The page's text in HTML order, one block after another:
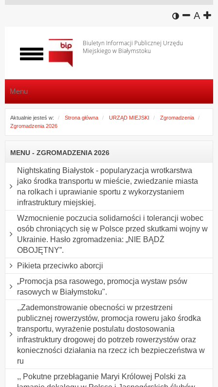
wersja
A
Biuletyn Informacji Publicznej Urzędu
Miejskiego w Białymstoku
Włącz
menu
Menu
Aktualnie jesteś w: Strona główna URZĄD MIEJSKI
Zgromadzenia
Zgromadzenia 2026
MENU - ZGROMADZENIA 2026
Nightskating Białystok - popularyzacja wrotkarstwa
jako środka transportu w mieście, zwiedzanie miasta
na rolkach i uprawianie sportu z wykorzystaniem
infrastruktury miejskiej.
Wzmocnienie poczucia solidarności i tolerancji wobec
osób chroniących się w Polsce przed skutkami wojny w
Ukrainie. Hasło zgromadzenia: „NIE BĄDŻ
OBOJĘTNY”.
Pikieta przeciwko aborcji
„Promocja psa rasowego, promocja wystaw psów
rasowych w Białymstoku".
,,Zademonstrowanie obecności w przestrzeni
publicznej rowerzystów, promocja roweru jako środka
transportu, wyrażenie postulatu dostosowania
infrastruktury drogowej do potrzeb rowerzystów oraz
konieczności działania na rzecz ich bezpieczeństwa w
ru
,, Pokutne przebłaganie Maryi Królowej Polski za